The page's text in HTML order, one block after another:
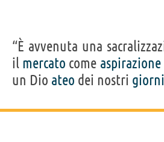
“È avvenuta una
il mercato come aspirazione
un Dio ateo dei nostri giorni